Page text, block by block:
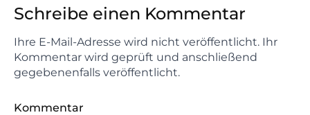
Schreibe einen Kommentar
Ihre E-Mail-Adresse wird nicht veröffentlicht. Ihr
Kommentar wird geprüft und anschließend
gegebenenfalls veröffentlicht.
Kommentar